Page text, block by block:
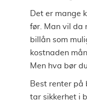
Det er mange
før. Man vil da
billån som
kostnaden
Men hva bør
Best renter på
tar sikkerhet i